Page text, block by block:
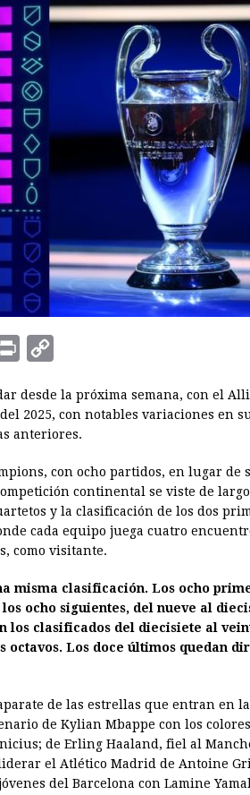
i
n
p
y
i
n
k
desde la próxima semana, con el
2025, con notables variaciones en
anteriores.
con ocho partidos, en lugar de
continental se viste de
y la clasificación de los dos
cada equipo juega cuatro
como visitante.
misma clasificación. Los ocho
ocho siguientes, del nueve al
los clasificados del diecisiete al
octavos. Los doce últimos quedan
de las estrellas que entran en la
de Kylian Mbappe con los
de Erling Haaland, fiel al
el Atlético Madrid de Antoine
del Barcelona con Lamine Yamal